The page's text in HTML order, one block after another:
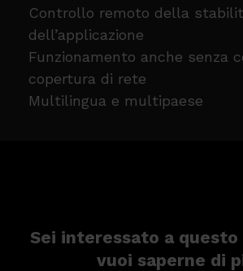
Controllo remoto della
dell’applicazione
Funzionamento anche senza
copertura di rete
Multilingua e multipaese
Sei interessato a
vuoi saperne di